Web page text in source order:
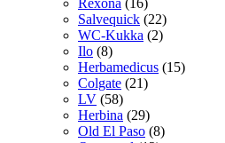
Rexona (16)
Salvequick (22)
WC-Kukka (2)
Ilo (8)
Herbamedicus (15)
Colgate (21)
LV (58)
Herbina (29)
Old El Paso (8)